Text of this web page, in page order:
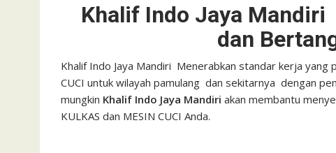
Khalif Indo Jaya
dan
Khalif Indo Jaya Mandiri Menerabkan standar kerja yang
CUCI untuk wilayah pamulang dan sekitarnya dengan
mungkin Khalif Indo Jaya Mandiri akan membantu
KULKAS dan MESIN CUCI Anda.